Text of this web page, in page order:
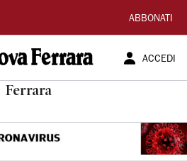
ABBONATI
ACCEDI
Ferrara